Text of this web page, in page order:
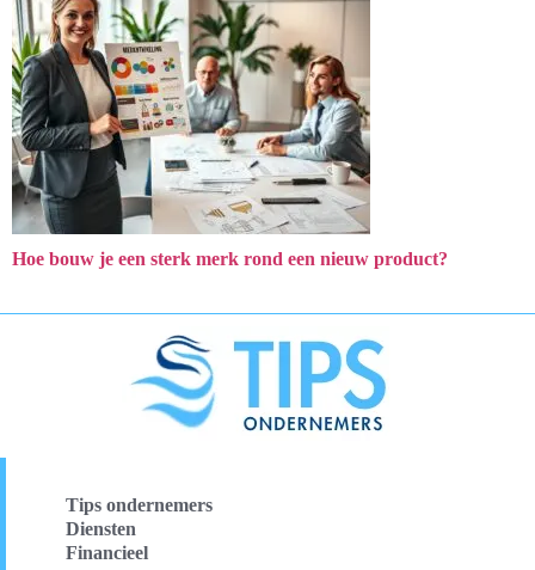
Hoe bouw je een sterk merk rond een nieuw product?
Tips ondernemers
Diensten
Financieel